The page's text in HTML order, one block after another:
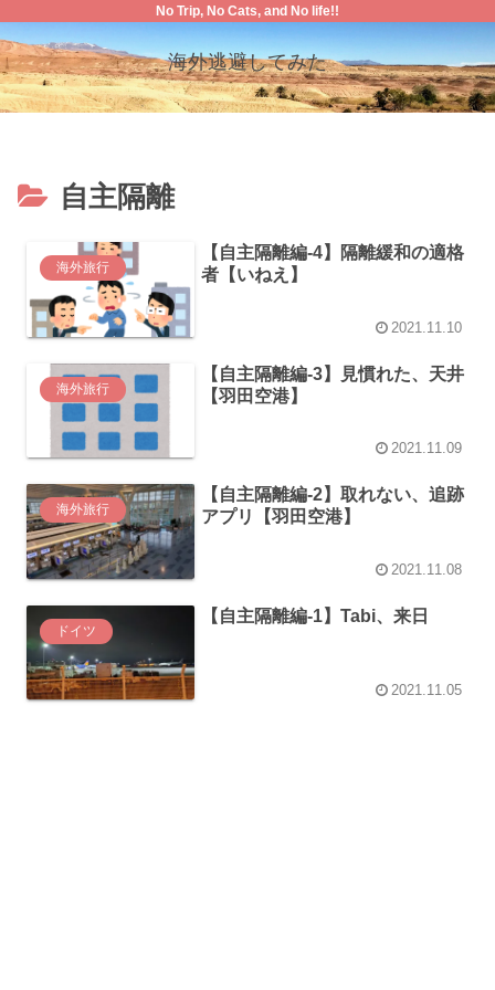
No Trip, No Cats, and No life!!
海外逃避してみた
自主隔離
海外旅行
【自主隔離編-4】隔離緩和の適格
者【いねえ】
2021.11.10
海外旅行
【自主隔離編-3】見慣れた、天井
【羽田空港】
2021.11.09
海外旅行
【自主隔離編-2】取れない、追跡
アプリ【羽田空港】
2021.11.08
ドイツ
【自主隔離編-1】Tabi、来日
2021.11.05